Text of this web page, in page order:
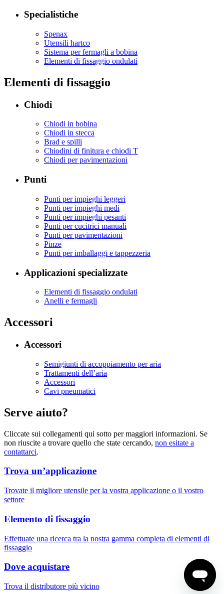
Specialistiche
Spenax
Utensili hartco
Sistema per fermagli a bobina
Elementi di fissaggio ondulati
Elementi di fissaggio
Chiodi
Chiodi in bobina
Chiodi in stecca
Brad e spilli
Chiodini di finitura e chiodi T
Chiodi per pavimentazioni
Punti
Punti per impieghi leggeri
Punti per impieghi medi
Punti per impieghi pesanti
Punti per cucitrici manuali
Punti per pavimentazioni
Pinze
Punti per imballaggi e tappezzeria
Applicazioni specializzate
Elementi di fissaggio ondulati
Anelli e fermagli
Accessori
Accessori
Semigiunti di accoppiamento per aria
Trattamenti dell’aria
Accessori
Cavi pneumatici
Serve aiuto?
Cliccate sui collegamenti qui sotto per maggiori informazioni. Se
non riuscite a trovare quello che state cercando, non esitate a
contattarci.
Trova un’applicazione
Trovate il migliore utensile per la vostra applicazione o il vostro
settore
Elemento di fissaggio
Effettuate una ricerca tra la nostra gamma completa di elementi di
fissaggio
Dove acquistare
Trova il distributore più vicino